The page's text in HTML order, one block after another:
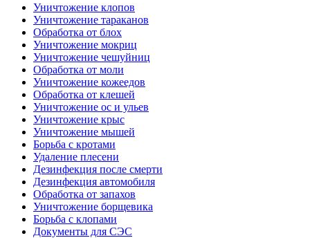
Уничтожение клопов
Уничтожение тараканов
Обработка от блох
Уничтожение мокриц
Уничтожение чешуйниц
Обработка от моли
Уничтожение кожеедов
Обработка от клешей
Уничтожение ос и ульев
Уничтожение крыс
Уничтожение мышей
Борьба с кротами
Удаление плесени
Дезинфекция после смерти
Дезинфекция автомобиля
Обработка от запахов
Уничтожение борщевика
Борьба с клопами
Документы для СЭС